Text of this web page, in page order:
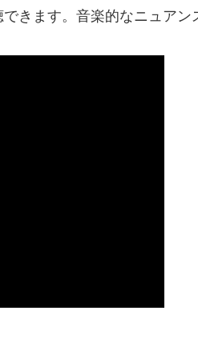
きます。音楽的なニュアン